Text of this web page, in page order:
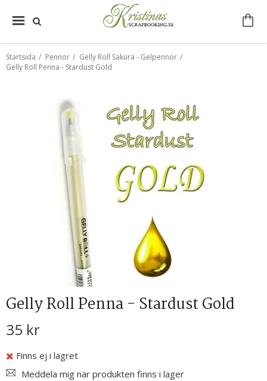
Startsida / Pennor / Gelly Roll Sakura - Gelpennor /
Gelly Roll Penna - Stardust Gold
Gelly Roll Penna - Stardust Gold
35 kr
Finns ej i lagret
Meddela mig när produkten finns i lager